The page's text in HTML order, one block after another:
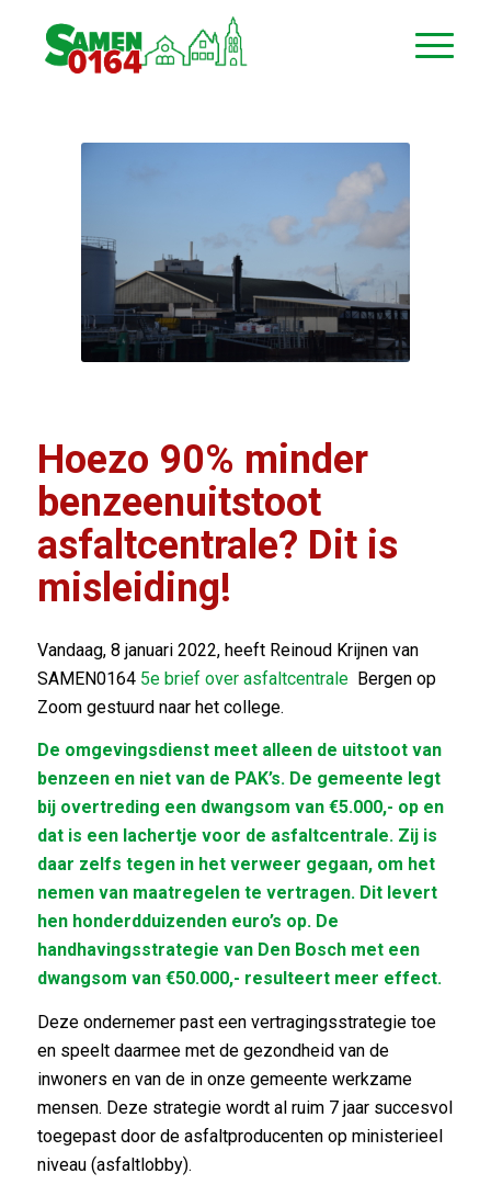
Hoezo 90% minder
benzeenuitstoot
asfaltcentrale? Dit is
misleiding!
Vandaag, 8 januari 2022, heeft Reinoud Krijnen van
SAMEN0164 5e brief over asfaltcentrale Bergen op
Zoom gestuurd naar het college.
De omgevingsdienst meet alleen de uitstoot van
benzeen en niet van de PAK’s. De gemeente legt
bij overtreding een dwangsom van €5.000,- op en
dat is een lachertje voor de asfaltcentrale. Zij is
daar zelfs tegen in het verweer gegaan, om het
nemen van maatregelen te vertragen. Dit levert
hen honderdduizenden euro’s op. De
handhavingsstrategie van Den Bosch met een
dwangsom van €50.000,- resulteert meer effect.
Deze ondernemer past een vertragingsstrategie toe
en speelt daarmee met de gezondheid van de
inwoners en van de in onze gemeente werkzame
mensen. Deze strategie wordt al ruim 7 jaar succesvol
toegepast door de asfaltproducenten op ministerieel
niveau (asfaltlobby).